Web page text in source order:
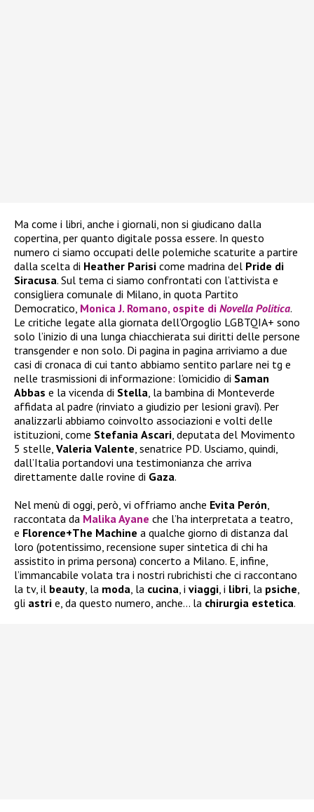
Ma come i libri, anche i giornali, non si giudicano dalla
copertina, per quanto digitale possa essere. In questo
numero ci siamo occupati delle polemiche scaturite a partire
dalla scelta di Heather Parisi come madrina del Pride di
Siracusa. Sul tema ci siamo confrontati con l’attivista e
consigliera comunale di Milano, in quota Partito
Democratico, Monica J. Romano, ospite di Novella Politica.
Le critiche legate alla giornata dell’Orgoglio LGBTQIA+ sono
solo l’inizio di una lunga chiacchierata sui diritti delle persone
transgender e non solo. Di pagina in pagina arriviamo a due
casi di cronaca di cui tanto abbiamo sentito parlare nei tg e
nelle trasmissioni di informazione: l’omicidio di Saman
Abbas e la vicenda di Stella , la bambina di Monteverde
affidata al padre (rinviato a giudizio per lesioni gravi). Per
analizzarli abbiamo coinvolto associazioni e volti delle
istituzioni, come Stefania Ascari , deputata del Movimento
5 stelle, Valeria Valente , senatrice PD. Usciamo, quindi,
dall’Italia portandovi una testimonianza che arriva
direttamente dalle rovine di Gaza.
Nel menù di oggi, però, vi offriamo anche Evita Perón
raccontata da Malika Ayane che l’ha interpretata a teatro,
e Florence+The Machine a qualche giorno di distanza dal
loro (potentissimo, recensione super sintetica di chi ha
assistito in prima persona) concerto a Milano. E, infine,
l’immancabile volata tra i nostri rubrichisti che ci raccontano
la tv, il beauty , la moda , la cucina , i viaggi , i libri , la psiche
gli astri e, da questo numero, anche… la chirurgia estetica.